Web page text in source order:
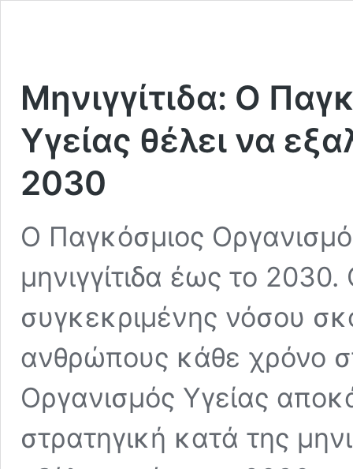
Μηνιγγίτιδα: Ο
Υγείας θέλει να
2030
Ο Παγκόσμιος
μηνιγγίτιδα έως το 2030.
συγκεκριμένης νόσου
ανθρώπους κάθε χρόνο
Οργανισμός Υγείας
στρατηγική κατά της